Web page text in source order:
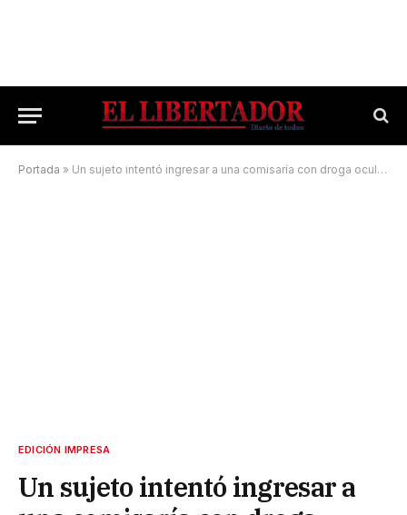
Portada » Un sujeto intentó ingresar a una comisaría con droga oculta y fue detenido
EDICIÓN IMPRESA
Un sujeto intentó ingresar a